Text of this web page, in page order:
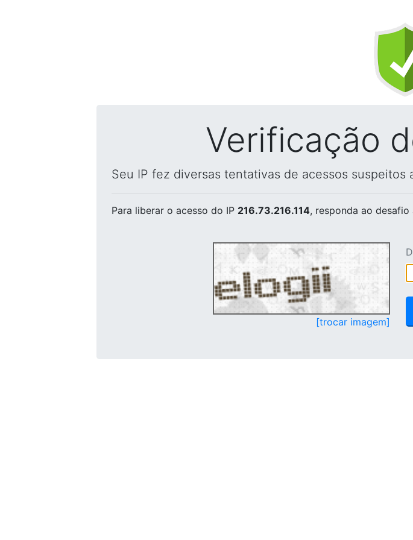
Verificação
Seu IP fez diversas tentativas de acessos suspeitos
Para liberar o acesso do IP 216.73.216.114, responda ao desafio
[trocar imagem]